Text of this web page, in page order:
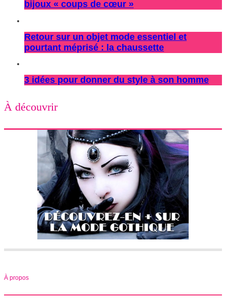
bijoux « coups de cœur »
Retour sur un objet mode essentiel et
pourtant méprisé : la chaussette
3 idées pour donner du style à son homme
À découvrir
À propos